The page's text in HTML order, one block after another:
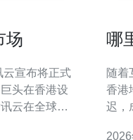
场
头在香港设
云在全球市
哪
随着
香港
迟，